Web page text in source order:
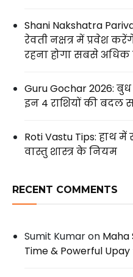
Shani Nakshatra
रेवती नक्षत्र में प्रवेश
रहना होगा सबसे अधिक
Guru Gochar 2026:
इन 4 राशियों की बदल
Roti Vastu Tips: हाथ
वास्तु शास्त्र के नियम
RECENT COMMENTS
Sumit Kumaron Maha
Time & Powerful